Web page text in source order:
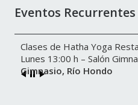
Eventos Recurrentes
Clases de Hatha Yoga
Lunes 13:00 h – Salón
Gimnasio, Río Hondo